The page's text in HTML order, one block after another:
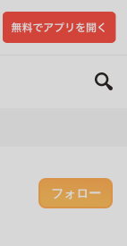
フォロー